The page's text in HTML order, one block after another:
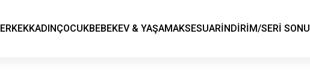
ERKEKKADINÇOCUKBEBEKEV & YAŞAMAKSESUARİNDİRİM/SERİ SONU